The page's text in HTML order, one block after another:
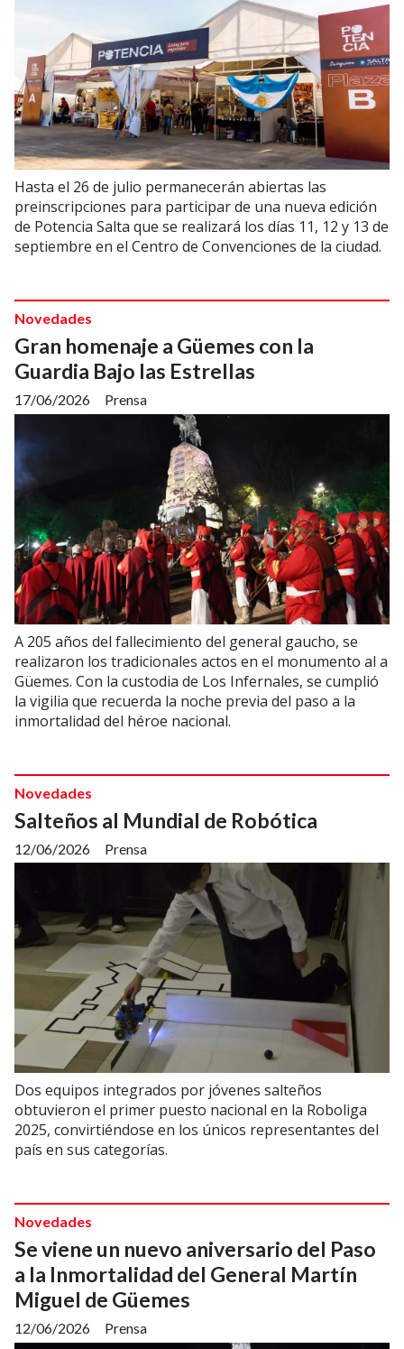
Hasta el 26 de julio permanecerán abiertas las
preinscripciones para participar de una nueva edición
de Potencia Salta que se realizará los días 11, 12 y 13 de
septiembre en el Centro de Convenciones de la ciudad.
Gran homenaje a Güemes con la
Guardia Bajo las Estrellas
Prensa
Novedades
17/06/2026
A 205 años del fallecimiento del general gaucho, se
realizaron los tradicionales actos en el monumento al a
Güemes. Con la custodia de Los Infernales, se cumplió
la vigilia que recuerda la noche previa del paso a la
inmortalidad del héroe nacional.
Salteños al Mundial de Robótica
Prensa
Novedades
12/06/2026
Dos equipos integrados por jóvenes salteños
obtuvieron el primer puesto nacional en la Roboliga
2025, convirtiéndose en los únicos representantes del
país en sus categorías.
Se viene un nuevo aniversario del Paso
a la Inmortalidad del General Martín
Miguel de Güemes
Prensa
Novedades
12/06/2026